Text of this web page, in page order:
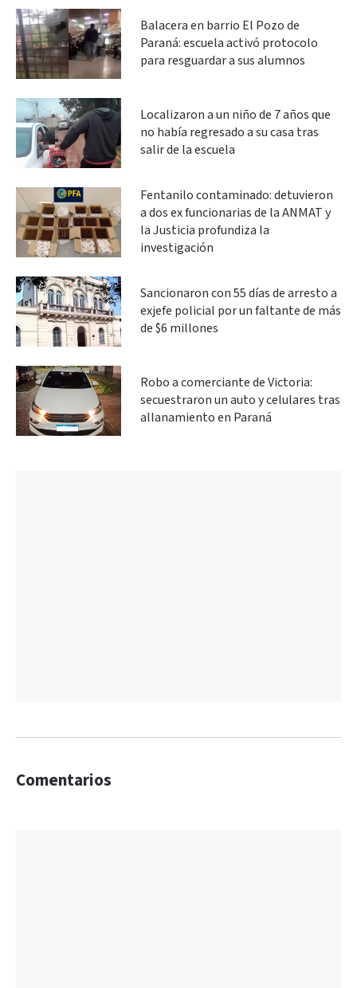
Balacera en barrio El Pozo de
Paraná: escuela activó protocolo
para resguardar a sus alumnos
Localizaron a un niño de 7 años que
no había regresado a su casa tras
salir de la escuela
Fentanilo contaminado: detuvieron
a dos ex funcionarias de la ANMAT y
la Justicia profundiza la
investigación
Sancionaron con 55 días de arresto a
exjefe policial por un faltante de más
de $6 millones
Robo a comerciante de Victoria:
secuestraron un auto y celulares tras
allanamiento en Paraná
Comentarios